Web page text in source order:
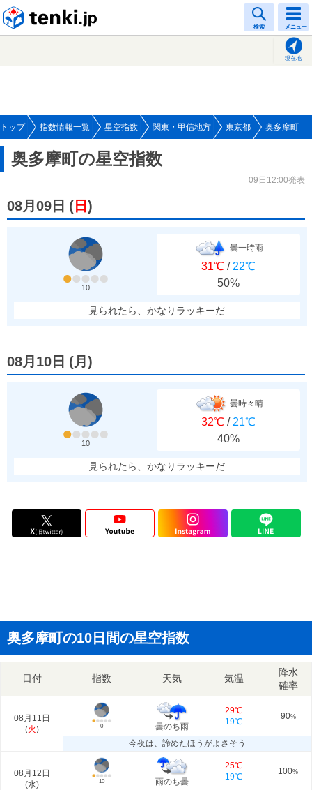
検索 メニュー
現在地
トップ 指数情報一覧 星空指数 関東・甲信地方 東京都 奥多摩町
奥多摩町の星空指数
09日12:00発表
08月09日 ( 日 )
10
曇一時雨
31℃ / 22℃
50%
見られたら、かなりラッキーだ
08月10日 (月 )
10
曇時々晴
32℃ / 21℃
40%
見られたら、かなりラッキーだ
奥多摩町の10日間の星空指数
日付 指数 天気 気温
降水
確率
08月11日
(火) 0 曇のち雨
29℃
19℃
90%
今夜は、諦めたほうがよさそう
08月12日
(水) 10 雨のち曇
25℃
19℃
100%